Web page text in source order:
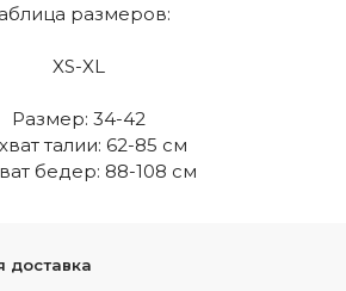
размеров:
XS-XL
Размер: 34-42
талии: 62-85 см
бедер: 88-108 см
доставка